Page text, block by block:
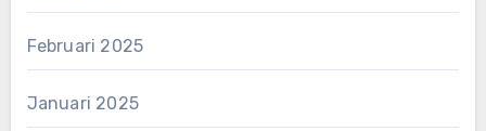
Februari 2025
Januari 2025